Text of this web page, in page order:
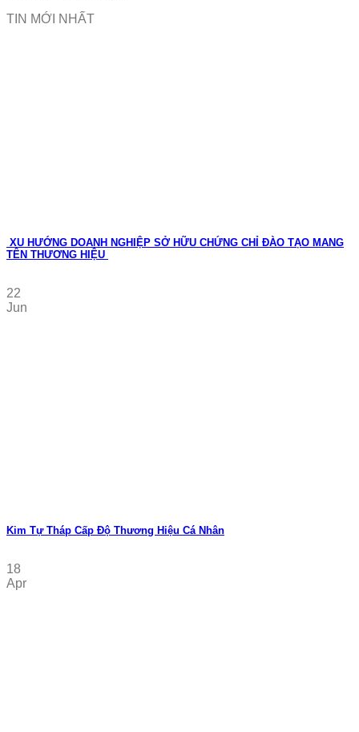
TIN MỚI NHẤT
XU HƯỚNG DOANH NGHIỆP SỞ HỮU CHỨNG CHỈ ĐÀO TẠO MANG
TÊN THƯƠNG HIỆU
22
Jun
Kim Tự Tháp Cấp Độ Thương Hiệu Cá Nhân
18
Apr